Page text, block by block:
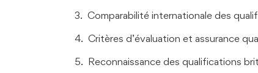
Comparabilité internationale des
Critères d’évaluation et assurance
Reconnaissance des qualifications